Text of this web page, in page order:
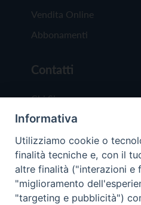
Vendita Online
Abbonamenti
Contatti
Chi Siamo
Redazione
Scrivici
Informativa
Utilizziamo cookie o
finalità tecniche e, con il
altre finalità ("interazioni e
"miglioramento
"targeting e pubblicità")